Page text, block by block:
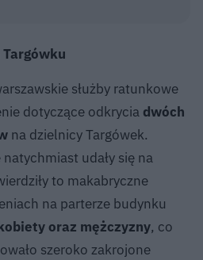
służby ratunkowe
dotyczące odkrycia dwóch
na dzielnicy Targówek.
udały się na
to makabryczne
na parterze budynku
oraz mężczyzny, co
szeroko zakrojone